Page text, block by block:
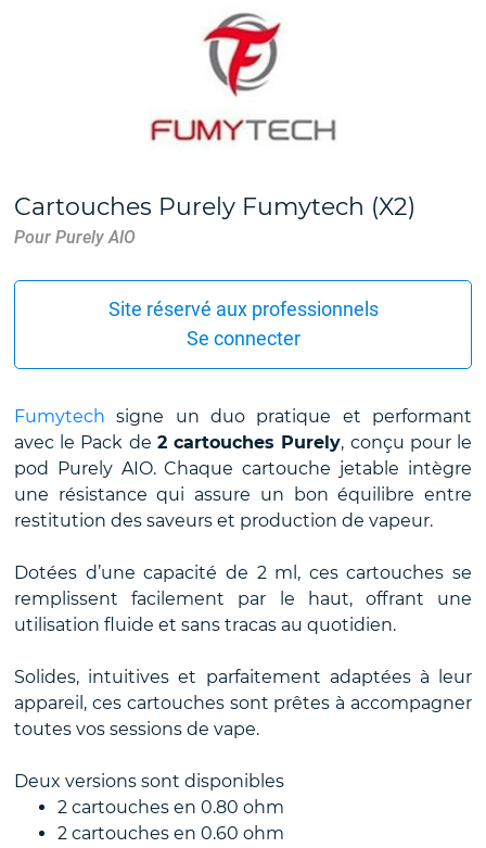
Cartouches Purely Fumytech (X2)
Pour Purely AIO
Site réservé aux professionnels
Se connecter
Fumytech signe un duo pratique et performant
avec le Pack de 2 cartouches Purely, conçu pour le
pod Purely AIO. Chaque cartouche jetable intègre
une résistance qui assure un bon équilibre entre
restitution des saveurs et production de vapeur.
Dotées d’une capacité de 2 ml, ces cartouches se
remplissent facilement par le haut, offrant une
utilisation fluide et sans tracas au quotidien.
Solides, intuitives et parfaitement adaptées à leur
appareil, ces cartouches sont prêtes à accompagner
toutes vos sessions de vape.
Deux versions sont disponibles
2 cartouches en 0.80 ohm
2 cartouches en 0.60 ohm